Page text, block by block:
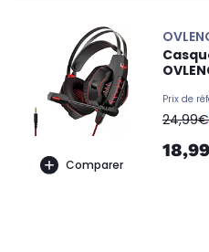
Comparer
Prix de